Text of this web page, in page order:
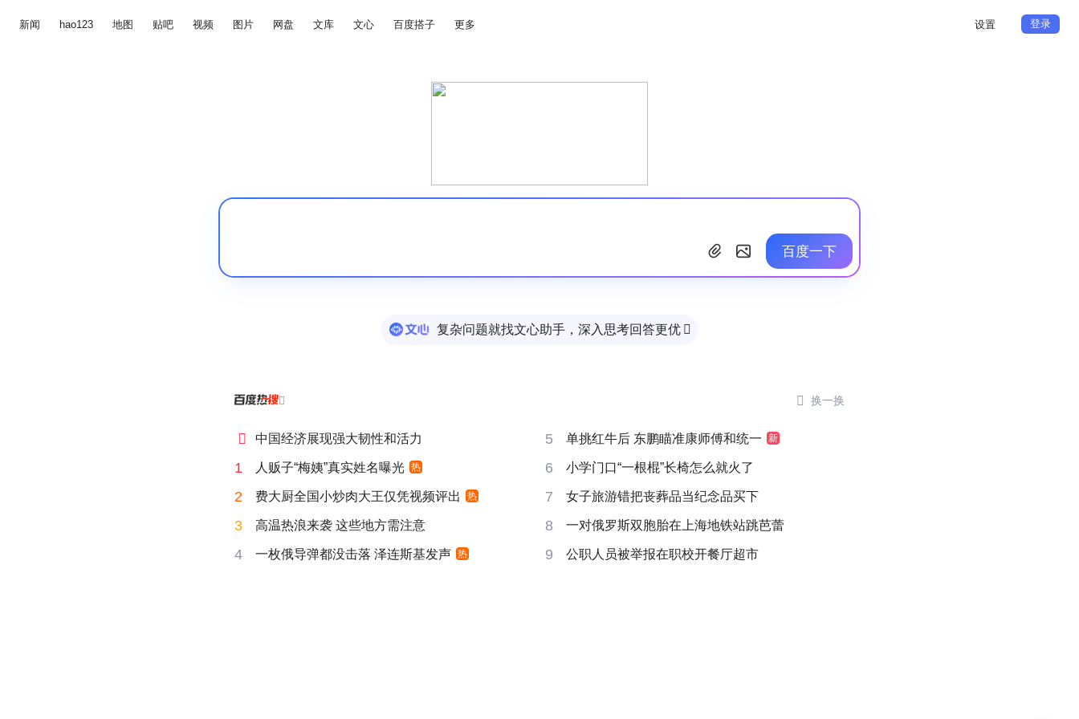
新闻 hao123 地图 贴吧 视频 图片 网盘 文库 文心 百度搭子 更多 设置 登录
百度一下
复杂问题就找文心助手，深入思考回答更优 
  换一换
 中国经济展现强大韧性和活力 5 单挑红牛后 东鹏瞄准康师傅和统一 新
1 人贩子“梅姨”真实姓名曝光 热 6 小学门口“一根棍”长椅怎么就火了
2 费大厨全国小炒肉大王仅凭视频评出 热 7 女子旅游错把丧葬品当纪念品买下
3 高温热浪来袭 这些地方需注意 8 一对俄罗斯双胞胎在上海地铁站跳芭蕾
4 一枚俄导弹都没击落 泽连斯基发声 热 9 公职人员被举报在职校开餐厅超市